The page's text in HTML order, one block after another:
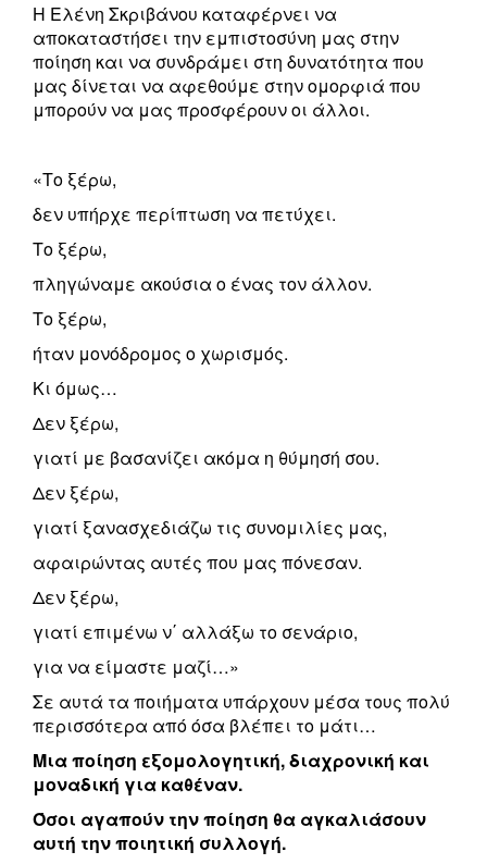
Η Ελένη Σκριβάνου καταφέρνει να
αποκαταστήσει την εμπιστοσύνη μας στην
ποίηση και να συνδράμει στη δυνατότητα που
μας δίνεται να αφεθούμε στην ομορφιά που
μπορούν να μας προσφέρουν οι άλλοι.
«Το ξέρω,
δεν υπήρχε περίπτωση να πετύχει.
Το ξέρω,
πληγώναμε ακούσια ο ένας τον άλλον.
Το ξέρω,
ήταν μονόδρομος ο χωρισμός.
Κι όμως…
Δεν ξέρω,
γιατί με βασανίζει ακόμα η θύμησή σου.
Δεν ξέρω,
γιατί ξανασχεδιάζω τις συνομιλίες μας,
αφαιρώντας αυτές που μας πόνεσαν.
Δεν ξέρω,
γιατί επιμένω ν΄ αλλάξω το σενάριο,
για να είμαστε μαζί…»
Σε αυτά τα ποιήματα υπάρχουν μέσα τους πολύ
περισσότερα από όσα βλέπει το μάτι…
Μια ποίηση εξομολογητική, διαχρονική και
μοναδική για καθέναν.
Όσοι αγαπούν την ποίηση θα αγκαλιάσουν
αυτή την ποιητική συλλογή.